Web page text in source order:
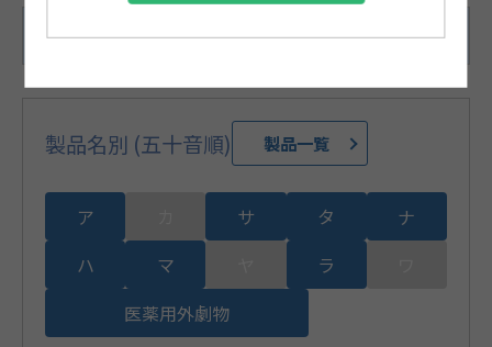
4.5mL（4.32g）/1本×10 本
製品名別 (五十音順) 製品一覧
ア サ タ
ナ
ハ
マ ラ
医薬用外劇物